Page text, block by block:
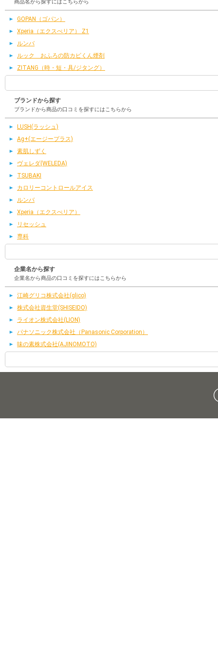
商品名から探すにはこちらから
GOPAN（ゴパン）
Xperia（エクスぺリア） Z1
ルンバ
ルック おふろの防カビくん煙剤
ZITANG（時・短・具/ジタング）
ブランドから探す
ブランドから商品の口コミを探すにはこちらから
LUSH(ラッシュ)
Ag+(エージープラス)
素肌しずく
ヴェレダ(WELEDA)
TSUBAKI
カロリーコントロールアイス
ルンバ
Xperia（エクスぺリア）
リセッシュ
専科
企業名から探す
企業名から商品の口コミを探すにはこちらから
江崎グリコ株式会社(glico)
株式会社資生堂(SHISEIDO)
ライオン株式会社(LION)
パナソニック株式会社（Panasonic Corporation）
味の素株式会社(AJINOMOTO)